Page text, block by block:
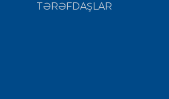
TƏRƏFDAŞLAR